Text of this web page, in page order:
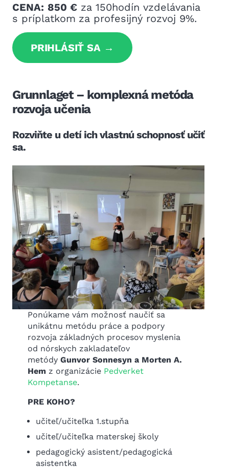
CENA: 850 € za 150hodín vzdelávania
s príplatkom za profesijný rozvoj 9%.
PRIHLÁSIŤ SA
Grunnlaget – komplexná metóda
rozvoja učenia
Rozviňte u detí ich vlastnú schopnosť učiť
sa.
Ponúkame vám možnosť naučiť sa
unikátnu metódu práce a podpory
rozvoja základných procesov myslenia
od nórskych zakladateľov
metódyGunvor Sonnesyn a Morten A.
Hem z organizácie Pedverket
Kompetanse.
PRE KOHO?
učiteľ/učiteľka 1.stupňa
učiteľ/učiteľka materskej školy
pedagogický asistent/pedagogická
asistentka